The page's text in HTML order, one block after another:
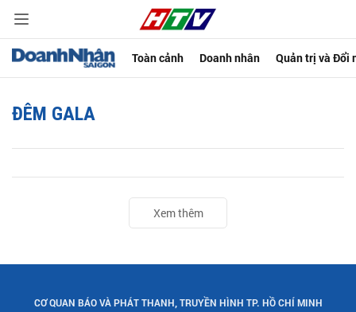
Toàn cảnh Doanh nhân Quản trị và Đổi
ĐÊM GALA
Xem thêm
CƠ QUAN BÁO VÀ PHÁT THANH, TRUYỀN HÌNH TP. HỒ CHÍ MINH